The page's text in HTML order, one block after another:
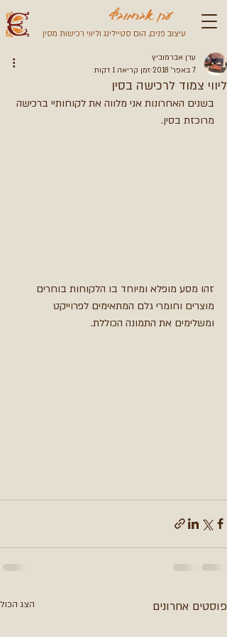
עיצוב פנים, הום סטיילינג וליווי רכישות מסין
ערן אברמוביץ
ליווי צמוד לרכישה בסין
ערן אברמוביץ
7 באפר׳ 2018
זמן קריאה 1 דקות
בשנים האחרונות אני מלווה את לקוחותיי ברכישה
מרוכזת בסין.
זהו מסע מופלא ומיוחד בו הלקוחות בוחרים
מוצרים וחומרי גלם המתאימים לפרוייקט
ומשלימים את התמונה הכוללת.
פוסטים אחרונים הצג הכול